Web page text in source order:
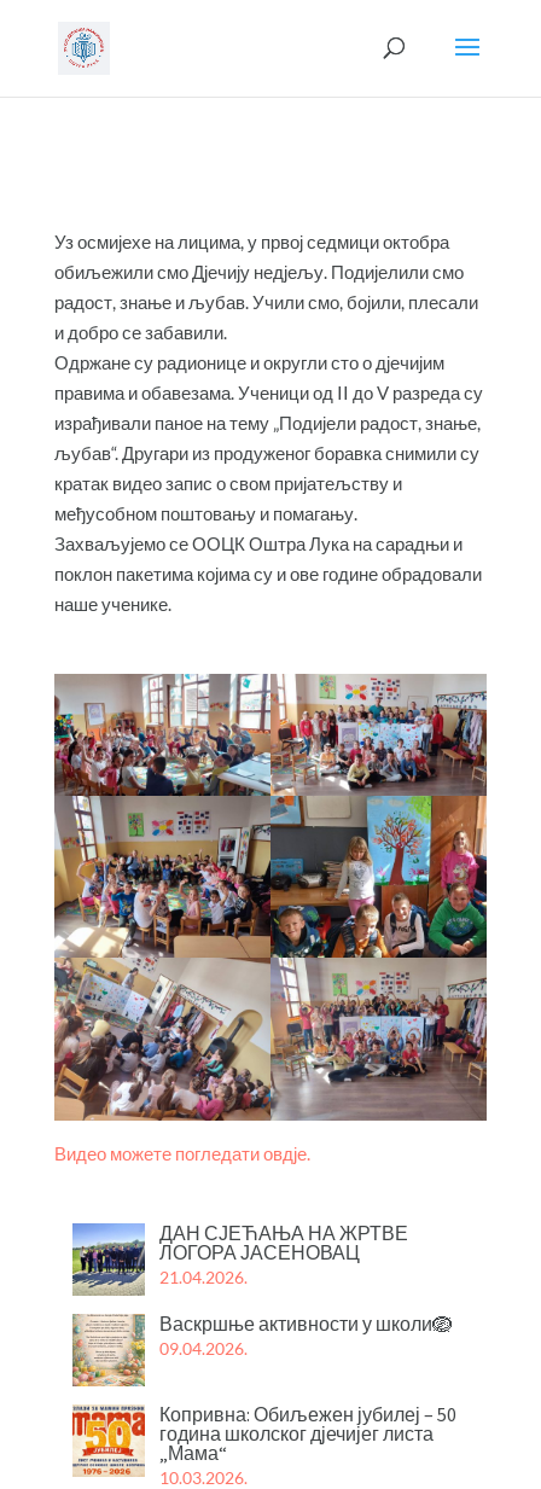
Уз осмијехе на лицима, у првој седмици октобра
обиљежили смо Дјечију недјељу. Подијелили смо
радост, знање и љубав. Учили смо, бојили, плесали
и добро се забавили.
Одржане су радионице и округли сто о дјечијим
правима и обавезама. Ученици од II до V разреда су
израђивали паное на тему „Подијели радост, знање,
љубав“. Другари из продуженог боравка снимили су
кратак видео запис о свом пријатељству и
међусобном поштовању и помагању.
Захваљујемо се ООЦК Оштра Лука на сарадњи и
поклон пакетима којима су и ове године обрадовали
наше ученике.
Видео можете погледати овдје.
ДАН СЈЕЋАЊА НА ЖРТВЕ
ЛОГОРА ЈАСЕНОВАЦ
21.04.2026.
Васкршње активности у школи🪺
09.04.2026.
Копривна: Обиљежен јубилеј – 50
година школског дјечијег листа
„Мама“
10.03.2026.